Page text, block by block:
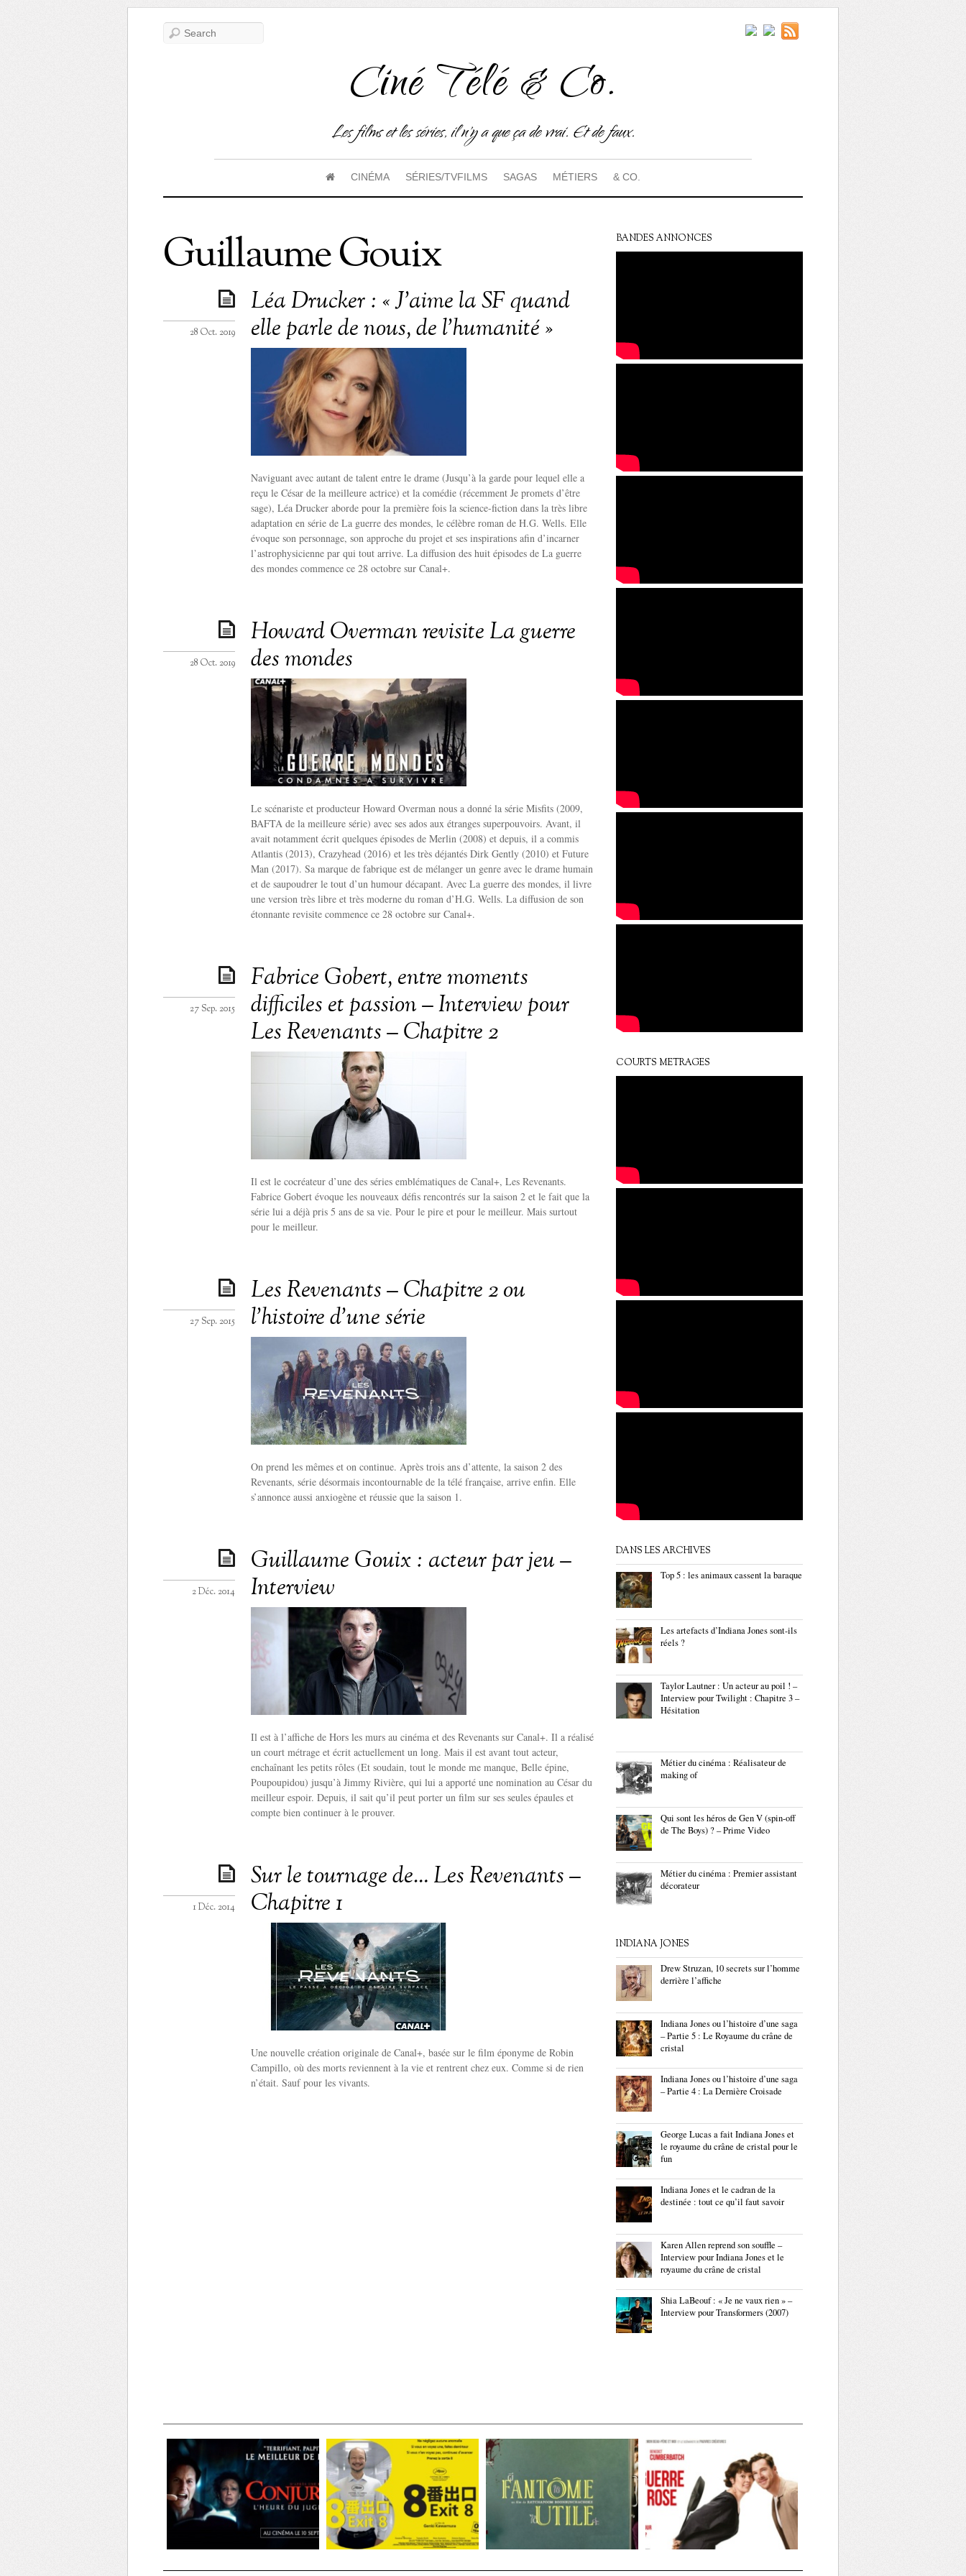
Ciné Télé & Co.
Les films et les séries, il n'y a que ça de vrai. Et de faux.
CINÉMA SÉRIES/TVFILMS SAGAS MÉTIERS & CO.
Guillaume Gouix
Léa Drucker : « J’aime la SF quand
elle parle de nous, de l’humanité »
28 Oct. 2019
Naviguant avec autant de talent entre le drame (Jusqu’à la garde pour lequel elle a
reçu le César de la meilleure actrice) et la comédie (récemment Je promets d’être
sage), Léa Drucker aborde pour la première fois la science-fiction dans la très libre
adaptation en série de La guerre des mondes, le célèbre roman de H.G. Wells. Elle
évoque son personnage, son approche du projet et ses inspirations afin d’incarner
l’astrophysicienne par qui tout arrive. La diffusion des huit épisodes de La guerre
des mondes commence ce 28 octobre sur Canal+.
Howard Overman revisite La guerre
des mondes
28 Oct. 2019
Le scénariste et producteur Howard Overman nous a donné la série Misfits (2009,
BAFTA de la meilleure série) avec ses ados aux étranges superpouvoirs. Avant, il
avait notamment écrit quelques épisodes de Merlin (2008) et depuis, il a commis
Atlantis (2013), Crazyhead (2016) et les très déjantés Dirk Gently (2010) et Future
Man (2017). Sa marque de fabrique est de mélanger un genre avec le drame humain
et de saupoudrer le tout d’un humour décapant. Avec La guerre des mondes, il livre
une version très libre et très moderne du roman d’H.G. Wells. La diffusion de son
étonnante revisite commence ce 28 octobre sur Canal+.
Fabrice Gobert, entre moments
difficiles et passion – Interview pour
Les Revenants – Chapitre 2
27 Sep. 2015
Il est le cocréateur d’une des séries emblématiques de Canal+, Les Revenants.
Fabrice Gobert évoque les nouveaux défis rencontrés sur la saison 2 et le fait que la
série lui a déjà pris 5 ans de sa vie. Pour le pire et pour le meilleur. Mais surtout
pour le meilleur.
Les Revenants – Chapitre 2 ou
l’histoire d’une série
27 Sep. 2015
On prend les mêmes et on continue. Après trois ans d’attente, la saison 2 des
Revenants, série désormais incontournable de la télé française, arrive enfin. Elle
s’annonce aussi anxiogène et réussie que la saison 1.
Guillaume Gouix : acteur par jeu –
Interview
2 Déc. 2014
Il est à l’affiche de Hors les murs au cinéma et des Revenants sur Canal+. Il a réalisé
un court métrage et écrit actuellement un long. Mais il est avant tout acteur,
enchaînant les petits rôles (Et soudain, tout le monde me manque, Belle épine,
Poupoupidou) jusqu’à Jimmy Rivière, qui lui a apporté une nomination au César du
meilleur espoir. Depuis, il sait qu’il peut porter un film sur ses seules épaules et
compte bien continuer à le prouver.
Sur le tournage de… Les Revenants –
Chapitre 1
1 Déc. 2014
Une nouvelle création originale de Canal+, basée sur le film éponyme de Robin
Campillo, où des morts reviennent à la vie et rentrent chez eux. Comme si de rien
n’était. Sauf pour les vivants.
BANDES ANNONCES
COURTS METRAGES
DANS LES ARCHIVES
Top 5 : les animaux cassent la baraque
Les artefacts d’Indiana Jones sont-ils
réels ?
Taylor Lautner : Un acteur au poil ! –
Interview pour Twilight : Chapitre 3 –
Hésitation
Métier du cinéma : Réalisateur de
making of
Qui sont les héros de Gen V (spin-off
de The Boys) ? – Prime Video
Métier du cinéma : Premier assistant
décorateur
INDIANA JONES
Drew Struzan, 10 secrets sur l’homme
derrière l’affiche
Indiana Jones ou l’histoire d’une saga
– Partie 5 : Le Royaume du crâne de
cristal
Indiana Jones ou l’histoire d’une saga
– Partie 4 : La Dernière Croisade
George Lucas a fait Indiana Jones et
le royaume du crâne de cristal pour le
fun
Indiana Jones et le cadran de la
destinée : tout ce qu’il faut savoir
Karen Allen reprend son souffle –
Interview pour Indiana Jones et le
royaume du crâne de cristal
Shia LaBeouf : « Je ne vaux rien » –
Interview pour Transformers (2007)